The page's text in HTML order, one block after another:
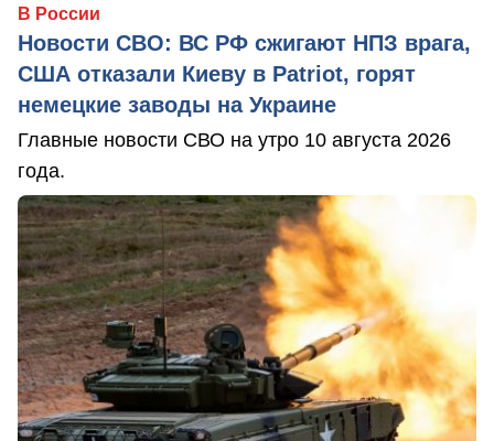
В России
Новости СВО: ВС РФ сжигают НПЗ врага,
США отказали Киеву в Patriot, горят
немецкие заводы на Украине
Главные новости СВО на утро 10 августа 2026
года.